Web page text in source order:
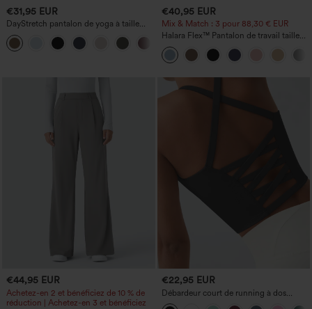
€31,95 EUR
DayStretch pantalon de yoga à taille
haute, gainant, à jambe large et coupe
ample, avec poches
€40,95 EUR
Mix & Match : 3 pour 88,30 € EUR
Halara Flex™ Pantalon de travail taille
haute à nouer sur les côtés, coupe à
jambe large
€44,95 EUR
Achetez-en 2 et bénéficiez de 10 % de
réduction | Achetez-en 3 et bénéficiez
€22,95 EUR
Débardeur court de running à dos
ouvert et bretelles croisées, avec